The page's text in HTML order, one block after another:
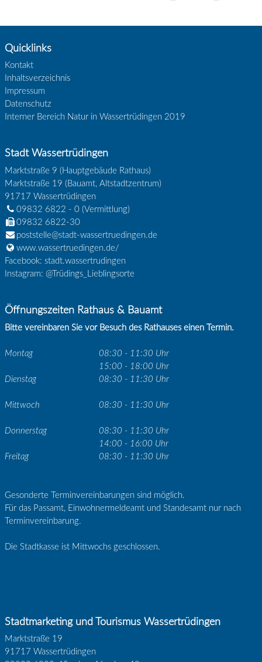
Quicklinks
Kontakt
Inhaltsverzeichnis
Impressum
Datenschutz
Interner Bereich Natur in Wassertrüdingen 2019
Stadt Wassertrüdingen
Marktstraße 9 (Hauptgebäude Rathaus)
Marktstraße 19 (Bauamt, Altstadtzentrum)
91717 Wassertrüdingen
09832 6822 - 0(Vermittlung)
09832 6822-30
poststelle@stadt-wassertruedingen.de
www.wassertruedingen.de/
Facebook: stadt.wassertrudingen
Instagram: @Trüdings_Lieblingsorte
Öffnungszeiten Rathaus & Bauamt
Bitte vereinbaren Sie vor Besuch des Rathauses einen Termin.
Montag
08:30 - 11:30 Uhr
15:00 - 18:00 Uhr
Dienstag
08:30 - 11:30 Uhr
Mittwoch 08:30 - 11:30 Uhr
Donnerstag
08:30 - 11:30 Uhr
14:00 - 16:00 Uhr
Freitag
08:30 - 11:30 Uhr
Gesonderte Terminvereinbarungen sind möglich.
Für das Passamt, Einwohnermeldeamt und Standesamt nur nach
Terminvereinbarung.
Die Stadtkasse ist Mittwochs geschlossen.
Stadtmarketing und Tourismus Wassertrüdingen
Marktstraße 19
91717 Wassertrüdingen